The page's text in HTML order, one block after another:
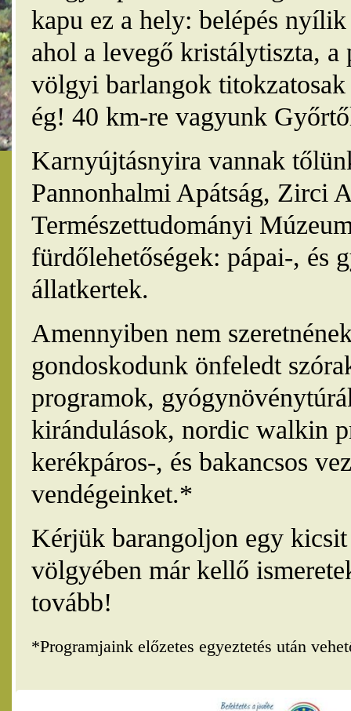
kapu ez a hely: belépés
ahol a levegő kristálytiszta, a
völgyi barlangok
ég! 40 km-re vagyunk
Karnyújtásnyira vannak
Pannonhalmi Apátság, Zirci
Természettudományi
fürdőlehetőségek: pápai-, és
állatkertek.
Amennyiben nem
gondoskodunk önfeledt
programok,
kirándulások, nordic walkin
kerékpáros-, és bakancsos
vendégeinket.*
Kérjük barangoljon egy
völgyében már kellő
tovább!
*Programjaink előzetes egyeztetés után